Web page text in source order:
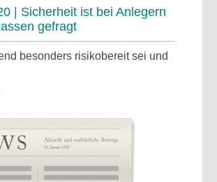
| Sicherheit ist bei Anlegern
gefragt
besonders risikobereit sei und